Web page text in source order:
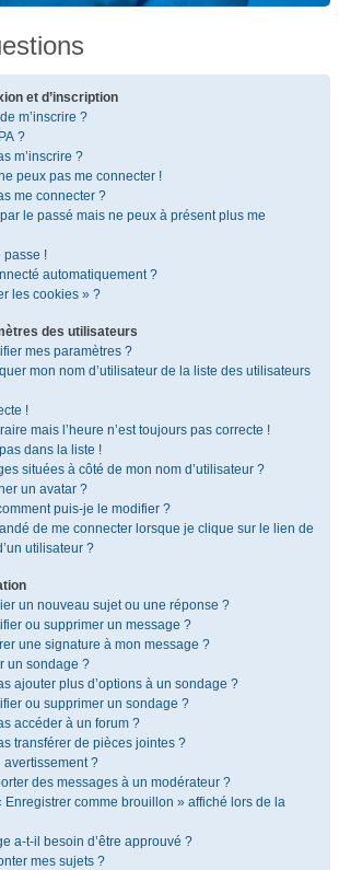
et d’inscription
m’inscrire ?
?
m’inscrire ?
peux pas me connecter !
me connecter ?
le passé mais ne peux à présent plus me
passe !
automatiquement ?
les cookies » ?
des utilisateurs
mes paramètres ?
mon nom d’utilisateur de la liste des utilisateurs
!
mais l’heure n’est toujours pas correcte !
dans la liste !
situées à côté de mon nom d’utilisateur ?
un avatar ?
puis-je le modifier ?
de me connecter lorsque je clique sur le lien de
utilisateur ?
un nouveau sujet ou une réponse ?
ou supprimer un message ?
une signature à mon message ?
un sondage ?
ajouter plus d’options à un sondage ?
ou supprimer un sondage ?
accéder à un forum ?
transférer de pièces jointes ?
avertissement ?
des messages à un modérateur ?
Enregistrer comme brouillon » affiché lors de la
a-t-il besoin d’être approuvé ?
mes sujets ?